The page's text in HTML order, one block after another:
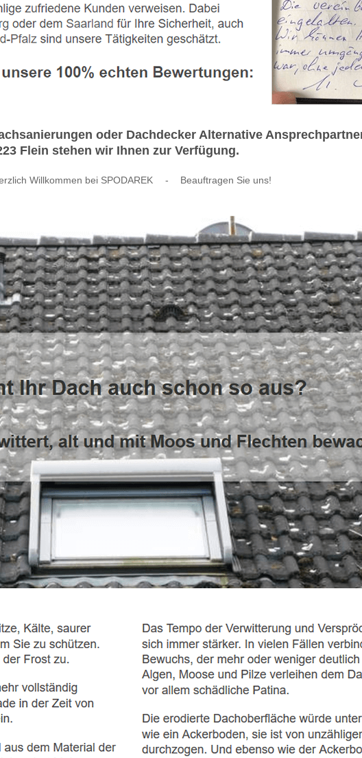
oder Dachdecker Alternative
Flein stehen wir Ihnen zur Verfügung.
Willkommen bei SPODAREK - Beauftragen Sie uns!